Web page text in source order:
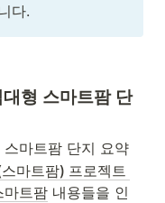
다.
형 스마트팜 단
마트팜 단지 요약
마트팜) 프로젝트
마트팜 내용들을 인